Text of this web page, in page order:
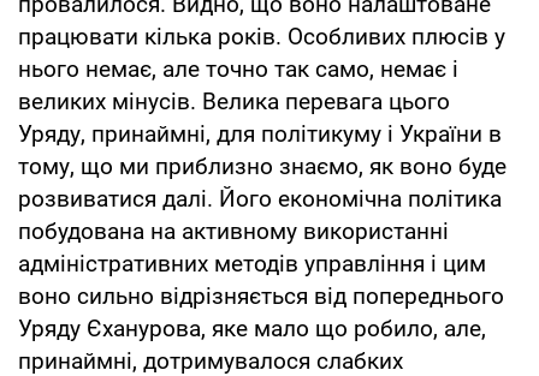
працювати кілька років. Особливих плюсів у
нього немає, але точно так само, немає і
великих мінусів. Велика перевага цього
Уряду, принаймні, для політикуму і України в
тому, що ми приблизно знаємо, як воно буде
розвиватися далі. Його економічна політика
побудована на активному використанні
адміністративних методів управління і цим
воно сильно відрізняється від попереднього
Уряду Єханурова, яке мало що робило, але,
принаймні, дотримувалося слабких